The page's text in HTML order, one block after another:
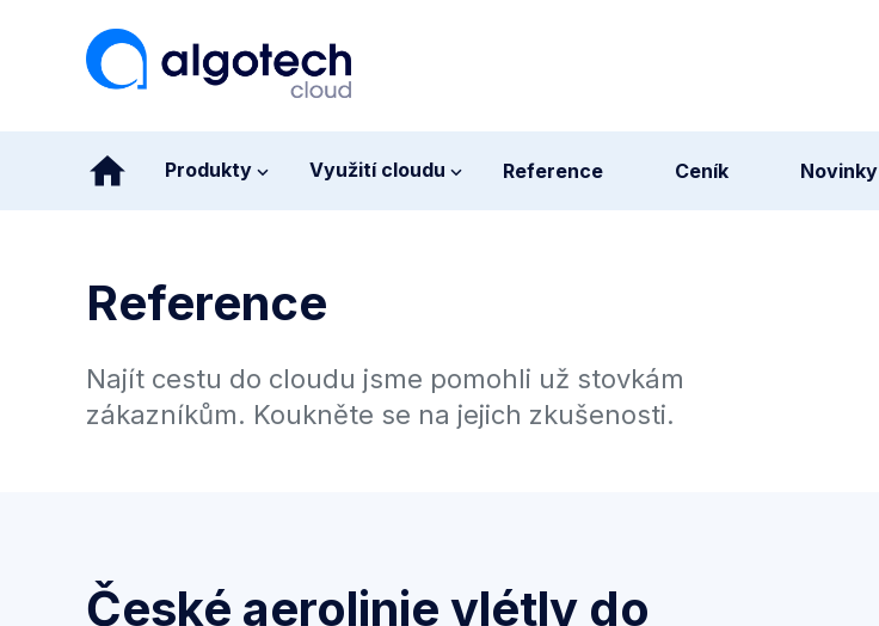
Produkty Využití cloudu Reference Ceník Novinky
Reference
Najít cestu do cloudu jsme pomohli už stovkám
zákazníkům. Koukněte se na jejich zkušenosti.
České aerolinie vlétly do